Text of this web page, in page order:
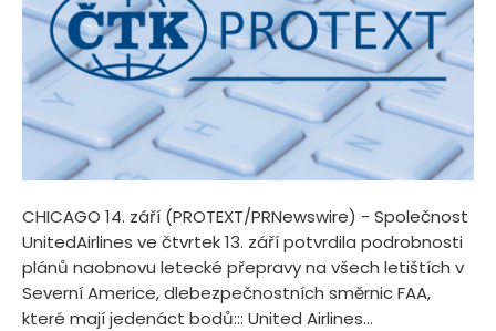
CHICAGO 14. září (PROTEXT/PRNewswire) - Společnost
UnitedAirlines ve čtvrtek 13. září potvrdila podrobnosti
plánů naobnovu letecké přepravy na všech letištích v
Severní Americe, dlebezpečnostních směrnic FAA,
které mají jedenáct bodů::: United Airlines...